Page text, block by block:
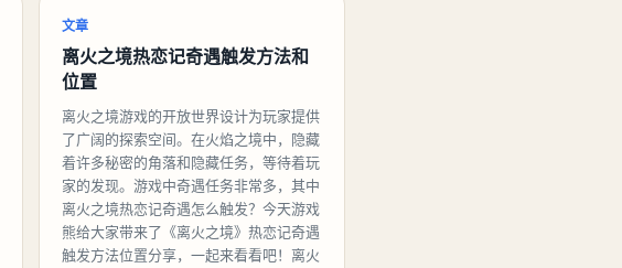
文章
离火之境热恋记奇遇触发方法和
位置
离火之境游戏的开放世界设计为玩家提供
了广阔的探索空间。在火焰之境中，隐藏
着许多秘密的角落和隐藏任务，等待着玩
家的发现。游戏中奇遇任务非常多，其中
离火之境热恋记奇遇怎么触发？今天游戏
熊给大家带来了《离火之境》热恋记奇遇
触发方法位置分享，一起来看看吧！离火